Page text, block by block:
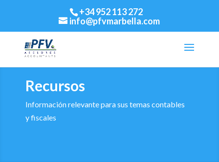
+34 952 113 272
info@pfvmarbella.com
Recursos
Información relevante para sus temas contables
y fiscales